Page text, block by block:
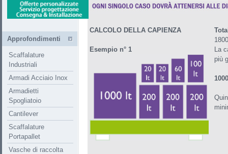
CALCOLO DELLA CAPIENZA
Esempio n° 1
La
più
Approfondimenti
Scaffalature
Industriali
Armadi Acciaio Inox
Armadietti
Spogliatoio
Cantilever
Scaffalature
Portapallet
Vasche di raccolta